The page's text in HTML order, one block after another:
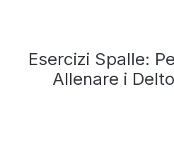
Esercizi Spalle:
Allenare i